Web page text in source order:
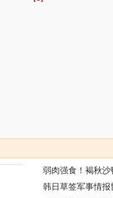
弱肉强食！褐秋
韩日草签军事情